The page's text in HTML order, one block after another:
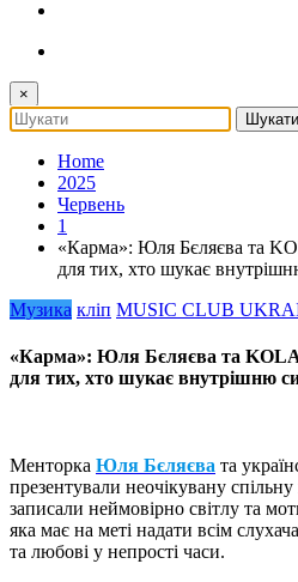
×
Home
2025
Червень
1
«Карма»: Юля Бєляєва та
для тих, хто шукає
Музика кліп MUSIC CLUB
«Карма»: Юля Бєляєва та KOLA
для тих, хто шукає внутрішню
Менторка Юля Бєляєва та
презентували неочікувану
записали неймовірно світлу та
яка має на меті надати всім
та любові у непрості часи.